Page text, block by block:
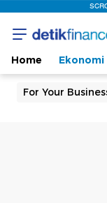
Home Ekonomi
For Your